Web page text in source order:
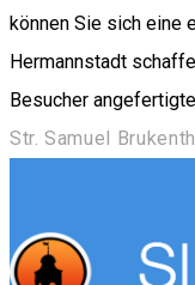
können Sie sich eine
Hermannstadt
Besucher
Str. Samuel